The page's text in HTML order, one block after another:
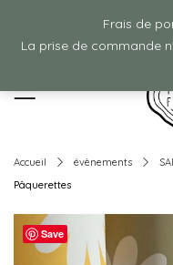
Frais de ports
Accueil évènements
Pâquerettes
Save
Frais de
La prise de commande